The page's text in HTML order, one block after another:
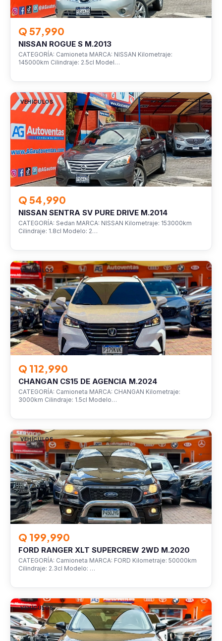
Q 57,990
NISSAN ROGUE S M.2013
CATEGORÍA: Camioneta MARCA: NISSAN Kilometraje:
145000km Cilindraje: 2.5cl Model…
VEHÍCULOS
Q 54,990
NISSAN SENTRA SV PURE DRIVE M.2014
CATEGORÍA: Sedan MARCA: NISSAN Kilometraje: 153000km
Cilindraje: 1.8cl Modelo: 2…
VEHÍCULOS
Q 112,990
CHANGAN CS15 DE AGENCIA M.2024
CATEGORÍA: Camioneta MARCA: CHANGAN Kilometraje:
3000km Cilindraje: 1.5cl Modelo…
VEHÍCULOS
Q 199,990
FORD RANGER XLT SUPERCREW 2WD M.2020
CATEGORÍA: Camioneta MARCA: FORD Kilometraje: 50000km
Cilindraje: 2.3cl Modelo: …
VEHÍCULOS